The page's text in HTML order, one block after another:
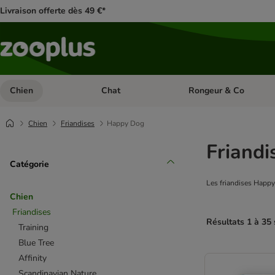
Livraison offerte dès 49 €*
Chien Dérouler les catégories: Chien
Chat Dérouler les catégories:
Rongeur & Co
Chien Friandises Happy Dog
Catégorie
Chien
Friandises
Training
Blue Tree
Affinity
Les friandises
Résultats 1 à 35